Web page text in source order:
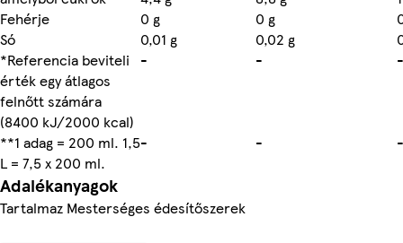
Fehérje
0 g 0 g
Só
0,01 g 0,02 g
*Referencia beviteli
érték egy átlagos
felnőtt számára
(8400 kJ/2000 kcal)
- - -
**1 adag = 200 ml. 1,5
L = 7,5 x 200 ml.
- - -
Adalékanyagok
Tartalmaz Mesterséges édesítőszerek